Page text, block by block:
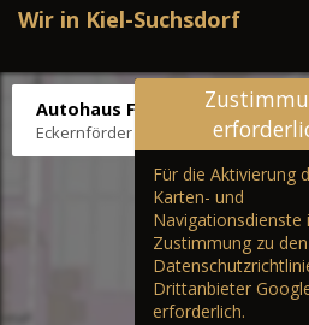
Wir in Kiel-Suchsdorf
Autohaus Fräter
Eckernförder Str. /Klausbrooker Weg
Für die Aktivierung
Karten- und
Navigationsdienste
Zustimmung zu den
Drittanbieter
erforderlich.